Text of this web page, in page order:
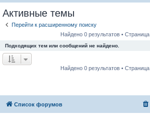
Активные темы
Перейти к расширенному поиску
Найдено 0 результатов • Страница
Подходящих тем или сообщений не найдено.
Найдено 0 результатов • Страница
Список форумов